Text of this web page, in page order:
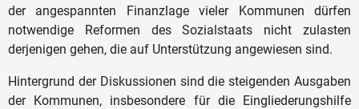
der angespannten Finanzlage vieler Kommunen dürfen
notwendige Reformen des Sozialstaats nicht zulasten
derjenigen gehen, die auf Unterstützung angewiesen sind.
Hintergrund der Diskussionen sind die steigenden Ausgaben
der Kommunen, insbesondere für die Eingliederungshilfe